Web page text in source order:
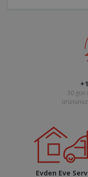
30 gün
Evden Eve